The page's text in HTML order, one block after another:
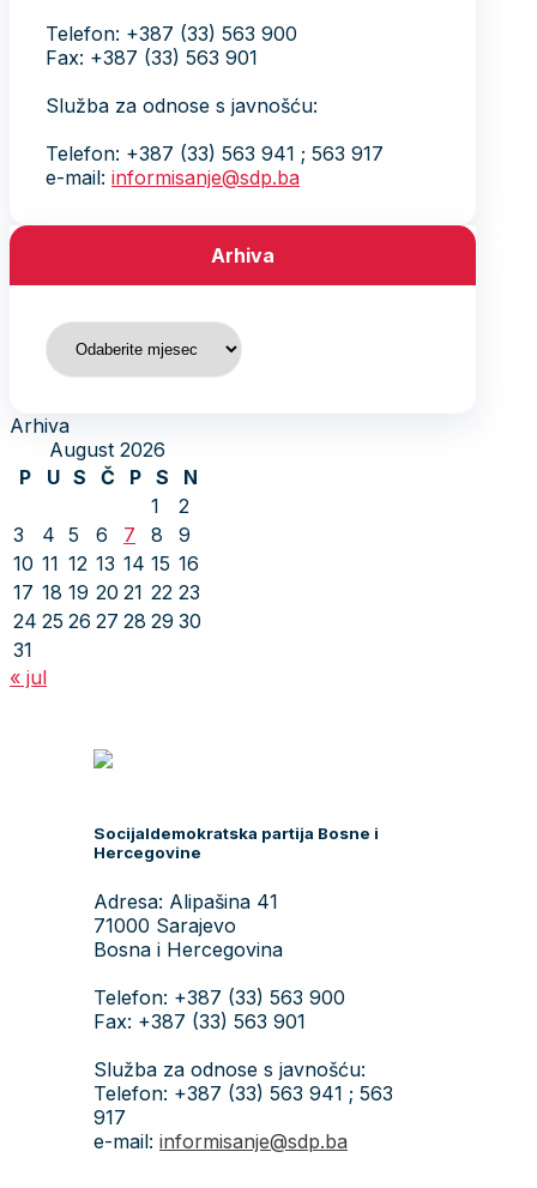
Telefon: +387 (33) 563 900
Fax: +387 (33) 563 901
Služba za odnose s javnošću:
Telefon: +387 (33) 563 941 ; 563 917
e-mail: informisanje@sdp.ba
Arhiva
Arhiva
Arhiva
August 2026
P
U S Č P S
N
1
2
3
4 5 6 7 8
9
10 11 12 13 14 15 16
17 18 19 20 21 22 23
24 25 26 27 28 29 30
31
« jul
Socijaldemokratska partija Bosne i
Hercegovine
Adresa: Alipašina 41
71000 Sarajevo
Bosna i Hercegovina
Telefon: +387 (33) 563 900
Fax: +387 (33) 563 901
Služba za odnose s javnošću:
Telefon: +387 (33) 563 941 ; 563
917
e-mail: informisanje@sdp.ba